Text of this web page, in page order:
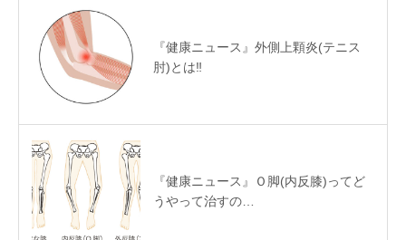
『健康ニュース』外側上顆炎(テニス
肘)とは‼️
『健康ニュース』Ｏ脚(内反膝)ってど
うやって治すの…